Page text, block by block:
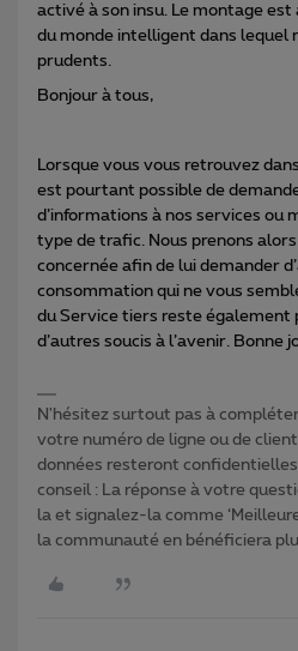
activé à son insu. Le montage
du monde intelligent dans lequel
prudents.
Bonjour à tous,
Lorsque vous vous retrouvez
est pourtant possible de
d’informations à nos services ou
type de trafic. Nous prenons
concernée afin de lui demander
consommation qui ne vous
du Service tiers reste également
d’autres soucis à l’avenir. Bonne
N'hésitez surtout pas à
votre numéro de ligne ou de
données resteront
conseil : La réponse à votre
la et signalez-la comme
la communauté en bénéficiera